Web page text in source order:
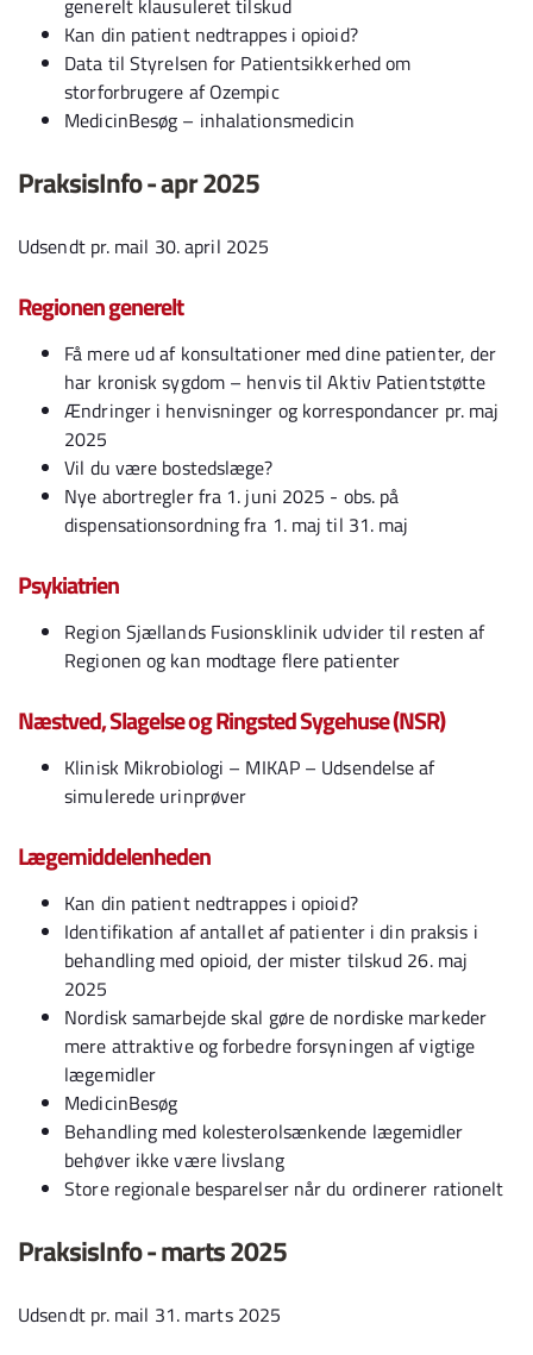
generelt klausuleret tilskud
Kan din patient nedtrappes i opioid?
Data til Styrelsen for Patientsikkerhed om
storforbrugere af Ozempic
MedicinBesøg – inhalationsmedicin
PraksisInfo - apr 2025
Udsendt pr. mail 30. april 2025
Regionen generelt
Få mere ud af konsultationer med dine patienter, der
har kronisk sygdom – henvis til Aktiv Patientstøtte
Ændringer i henvisninger og korrespondancer pr. maj
2025
Vil du være bostedslæge?
Nye abortregler fra 1. juni 2025 - obs. på
dispensationsordning fra 1. maj til 31. maj
Psykiatrien
Region Sjællands Fusionsklinik udvider til resten af
Regionen og kan modtage flere patienter
Næstved, Slagelse og Ringsted Sygehuse (NSR)
Klinisk Mikrobiologi – MIKAP – Udsendelse af
simulerede urinprøver
Lægemiddelenheden
Kan din patient nedtrappes i opioid?
Identifikation af antallet af patienter i din praksis i
behandling med opioid, der mister tilskud 26. maj
2025
Nordisk samarbejde skal gøre de nordiske markeder
mere attraktive og forbedre forsyningen af vigtige
lægemidler
MedicinBesøg
Behandling med kolesterolsænkende lægemidler
behøver ikke være livslang
Store regionale besparelser når du ordinerer rationelt
PraksisInfo - marts 2025
Udsendt pr. mail 31. marts 2025